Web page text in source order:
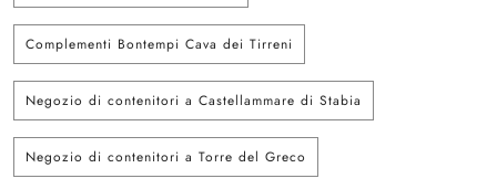
Complementi Bontempi Cava dei Tirreni
Negozio di contenitori a Castellammare di Stabia
Negozio di contenitori a Torre del Greco